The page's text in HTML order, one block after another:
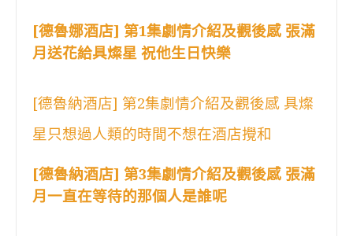
[德魯娜酒店] 第1集劇情介紹及觀後感 張滿
月送花給具燦星 祝他生日快樂
[德魯納酒店] 第2集劇情介紹及觀後感 具燦
星只想過人類的時間不想在酒店攪和
[德魯納酒店] 第3集劇情介紹及觀後感 張滿
月一直在等待的那個人是誰呢